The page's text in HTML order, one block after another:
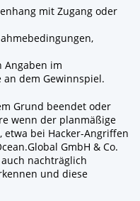
mit Zugang oder
Angaben im
dem Gewinnspiel.
Grund beendet oder
wenn der planmäßige
bei Hacker-Angriffen
GmbH & Co.
nachträglich
und diese